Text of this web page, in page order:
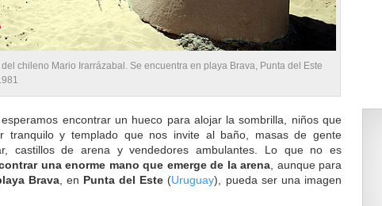
chileno Mario Irarrázabal. Se encuentra en playa Brava, Punta del Este
encontrar un hueco para alojar la sombrilla, niños que
tranquilo y templado que nos invite al baño, masas de gente
castillos de arena y vendedores ambulantes. Lo que no es
una enorme mano que emerge de la arena , aunque para
Brava, en Punta del Este (Uruguay), pueda ser una imagen